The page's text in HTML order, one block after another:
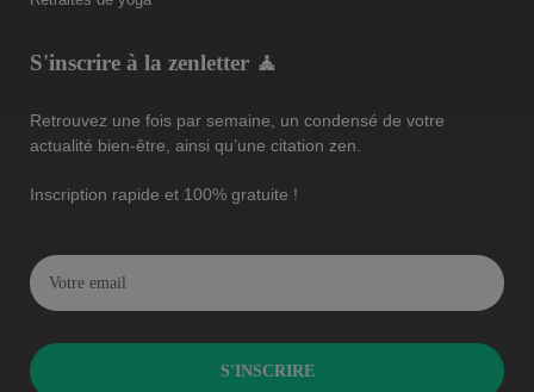
S'inscrire à la zenletter 🧘
Retrouvez une fois par semaine, un condensé de votre
actualité bien-être, ainsi qu’une citation zen.
Inscription rapide et 100% gratuite !
S'INSCRIRE